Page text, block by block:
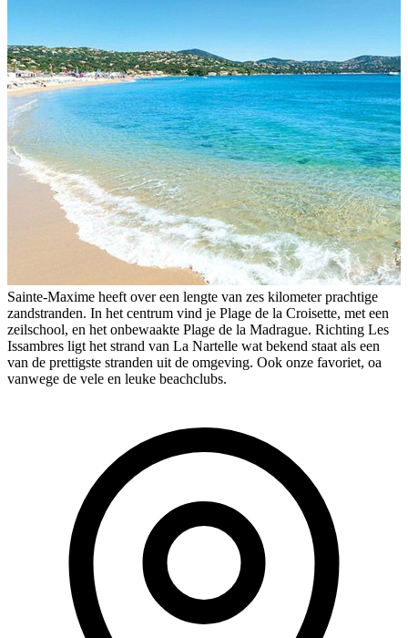
Sainte-Maxime heeft over een lengte van zes kilometer prachtige
zandstranden. In het centrum vind je Plage de la Croisette, met een
zeilschool, en het onbewaakte Plage de la Madrague. Richting Les
Issambres ligt het strand van La Nartelle wat bekend staat als een
van de prettigste stranden uit de omgeving. Ook onze favoriet, oa
vanwege de vele en leuke beachclubs.